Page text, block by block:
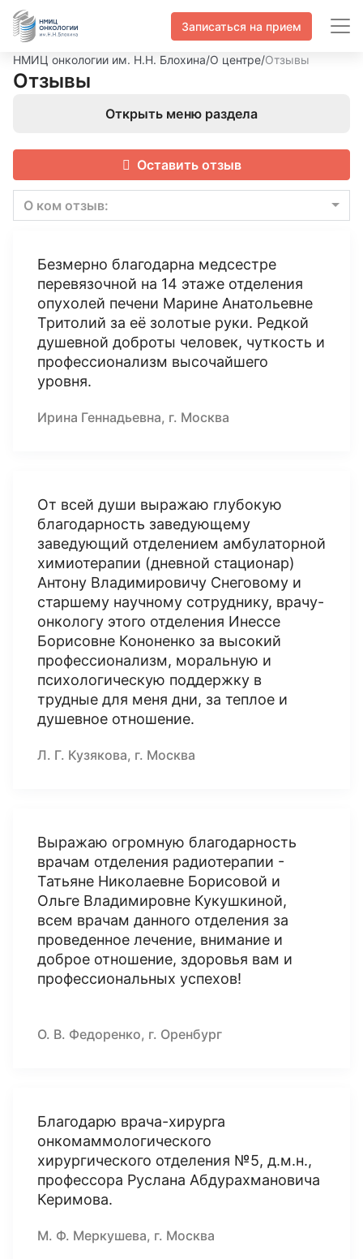
Записаться на прием
НМИЦ онкологии им. Н.Н. Блохина/О центре/Отзывы
Отзывы
Открыть меню раздела
Оставить отзыв
О ком отзыв:
Безмерно благодарна медсестре
перевязочной на 14 этаже отделения
опухолей печени Марине Анатольевне
Тритолий за её золотые руки. Редкой
душевной доброты человек, чуткость и
профессионализм высочайшего
уровня.
Ирина Геннадьевна, г. Москва
От всей души выражаю глубокую
благодарность заведующему
заведующий отделением амбулаторной
химиотерапии (дневной стационар)
Антону Владимировичу Снеговому и
старшему научному сотруднику, врачу-
онкологу этого отделения Инессе
Борисовне Кононенко за высокий
профессионализм, моральную и
психологическую поддержку в
трудные для меня дни, за теплое и
душевное отношение.
Л. Г. Кузякова, г. Москва
Выражаю огромную благодарность
врачам отделения радиотерапии -
Татьяне Николаевне Борисовой и
Ольге Владимировне Кукушкиной,
всем врачам данного отделения за
проведенное лечение, внимание и
доброе отношение, здоровья вам и
профессиональных успехов!
О. В. Федоренко, г. Оренбург
Благодарю врача-хирурга
онкомаммологического
хирургического отделения №5, д.м.н.,
профессора Руслана Абдурахмановича
Керимова.
М. Ф. Меркушева, г. Москва